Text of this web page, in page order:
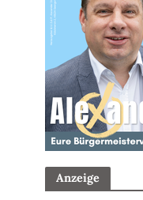
Anzeige